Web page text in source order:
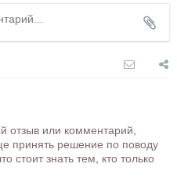
отзыв или комментарий,
принять решение по поводу
стоит знать тем, кто только